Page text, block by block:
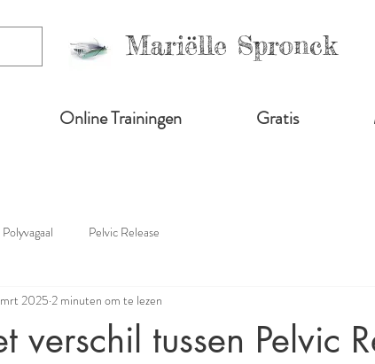
Mariëlle Spronck
Online Trainingen Gratis
Polyvagaal Pelvic Release
verschil tussen Pelvic
2025 2 minuten om te lezen